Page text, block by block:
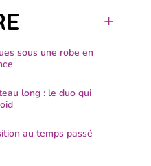
sous une robe en
long : le duo qui
au temps passé